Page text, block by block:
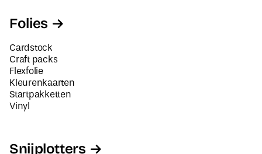
Folies
Cardstock
Craft packs
Flexfolie
Kleurenkaarten
Startpakketten
Vinyl
Snijplotters